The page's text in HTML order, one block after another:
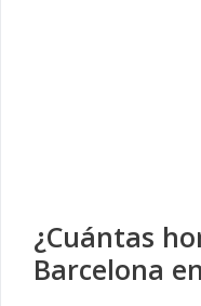
¿Cuántas
Barcelona